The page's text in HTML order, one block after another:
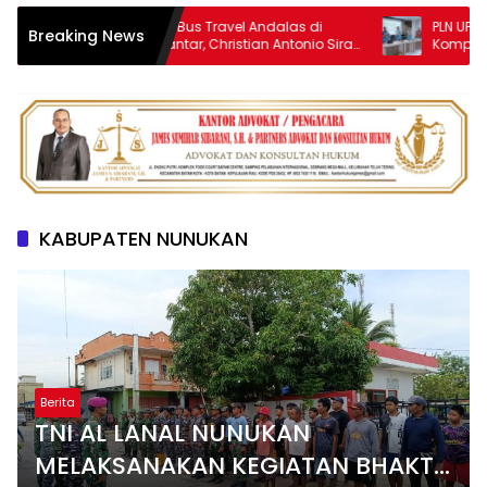
Breaking News
Anak Mandor Bus Travel Andalas di
Pematangsiantar, Christian Antonio Sirait
Lulus Akmil AD 2026
PLN UP3
Kompetensi
KABUPATEN NUNUKAN
Berita
TNI AL LANAL NUNUKAN
MELAKSANAKAN KEGIATAN BHAKTI